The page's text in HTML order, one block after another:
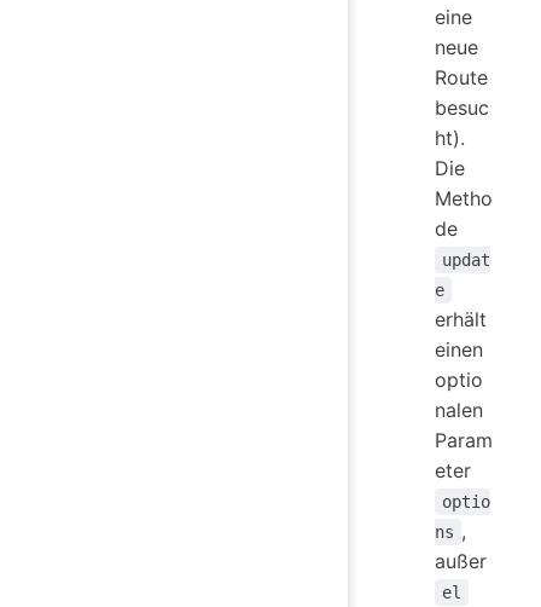
eine
neue
Route
besuc
ht).
Die
Metho
de
updat
e
erhält
einen
optio
nalen
Param
eter
optio
ns ,
außer
el